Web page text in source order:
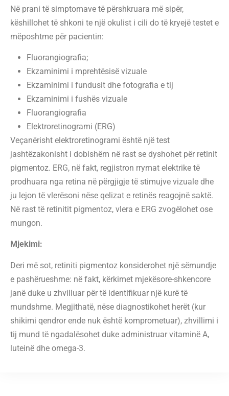
Në prani të simptomave të përshkruara më sipër,
këshillohet të shkoni te një okulist i cili do të kryejë testet e
mëposhtme për pacientin:
Fluorangiografia;
Ekzaminimi i mprehtësisë vizuale
Ekzaminimi i fundusit dhe fotografia e tij
Ekzaminimi i fushës vizuale
Fluorangiografia
Elektroretinogrami (ERG)
Veçanërisht elektroretinogrami është një test
jashtëzakonisht i dobishëm në rast se dyshohet për retinit
pigmentoz. ERG, në fakt, regjistron rrymat elektrike të
prodhuara nga retina në përgjigje të stimujve vizuale dhe
ju lejon të vlerësoni nëse qelizat e retinës reagojnë saktë.
Në rast të retinitit pigmentoz, vlera e ERG zvogëlohet ose
mungon.
Mjekimi:
Deri më sot, retiniti pigmentoz konsiderohet një sëmundje
e pashërueshme: në fakt, kërkimet mjekësore-shkencore
janë duke u zhvilluar për të identifikuar një kurë të
mundshme. Megjithatë, nëse diagnostikohet herët (kur
shikimi qendror ende nuk është komprometuar), zhvillimi i
tij mund të ngadalësohet duke administruar vitaminë A,
luteinë dhe omega-3.